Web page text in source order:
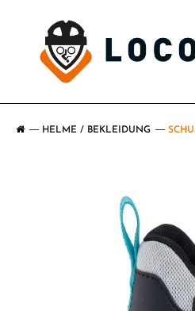
HELME / BEKLEIDUNG